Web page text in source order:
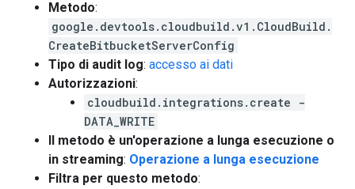
Metodo:
google.devtools.cloudbuild.v1.CloudBuild.
CreateBitbucketServerConfig
Tipo di audit log: accesso ai dati
Autorizzazioni:
cloudbuild.integrations.create -
DATA_WRITE
Il metodo è un'operazione a lunga esecuzione o
in streaming: Operazione a lunga esecuzione
Filtra per questo metodo: